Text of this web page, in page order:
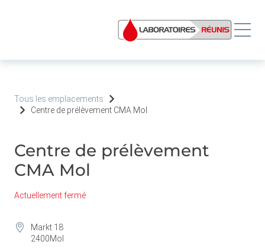
Tous les emplacements
Centre de prélèvement CMA Mol
Centre de prélèvement
CMA Mol
Actuellement fermé
Markt 18
2400Mol